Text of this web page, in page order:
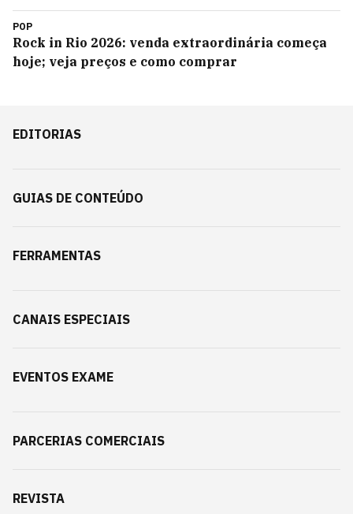
POP
Rock in Rio 2026: venda extraordinária começa
hoje; veja preços e como comprar
EDITORIAS
GUIAS DE CONTEÚDO
FERRAMENTAS
CANAIS ESPECIAIS
EVENTOS EXAME
PARCERIAS COMERCIAIS
REVISTA